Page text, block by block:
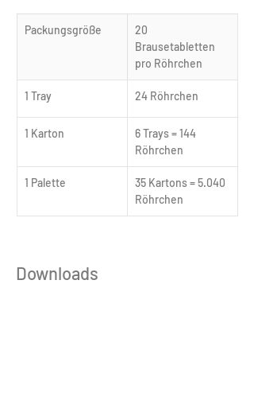
Packungsgröße
20
Brausetabletten
pro Röhrchen
1 Tray 24 Röhrchen
1 Karton
6 Trays = 144
Röhrchen
1 Palette
35 Kartons = 5.040
Röhrchen
Downloads